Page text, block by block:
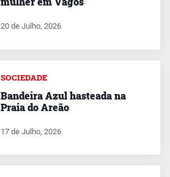
20 de Julho, 2026
SOCIEDADE
Bandeira Azul hasteada na
Praia do Areão
17 de Julho, 2026